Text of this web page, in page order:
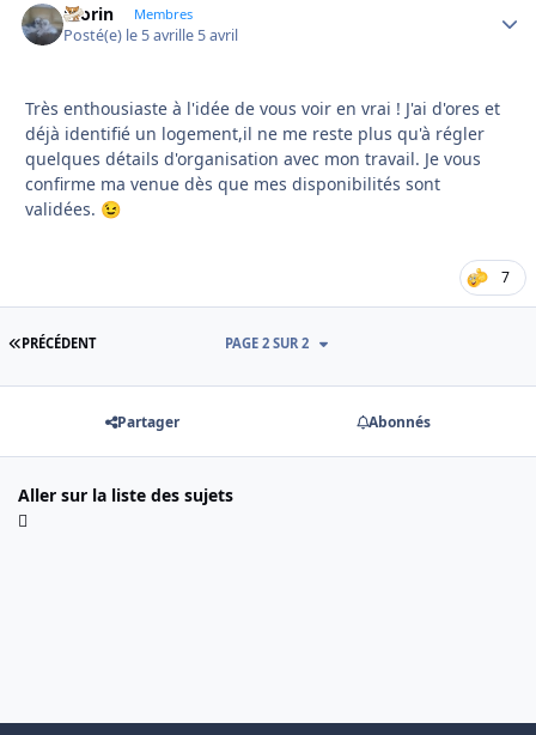
morin Membres
Posté(e) le 5 avrille 5 avril
Très enthousiaste à l'idée de vous voir en vrai ! J'ai d'ores et
déjà identifié un logement,il ne me reste plus qu'à régler
quelques détails d'organisation avec mon travail. Je vous
confirme ma venue dès que mes disponibilités sont
validées. 😉
7
PREMIÈRE PAGE
PRÉCÉDENT PAGE 2 SUR 2
Partager Abonnés
Aller sur la liste des sujets